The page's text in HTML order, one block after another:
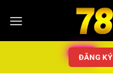
ĐĂNG KÝ